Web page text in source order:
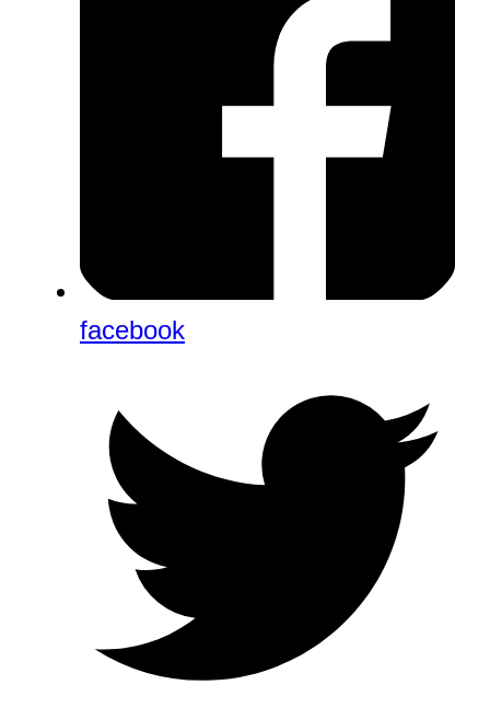
facebook